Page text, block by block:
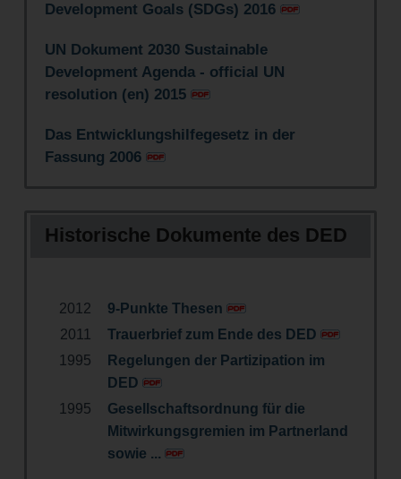
Development Goals (SDGs) 2016
UN Dokument 2030 Sustainable
Development Agenda - official UN
resolution (en) 2015
Das Entwicklungshilfegesetz in der
Fassung 2006
Historische Dokumente des DED
2012
9-Punkte Thesen
2011
Trauerbrief zum Ende des DED
1995
Regelungen der Partizipation im
DED
1995
Gesellschaftsordnung für die
Mitwirkungsgremien im Partnerland
sowie ...